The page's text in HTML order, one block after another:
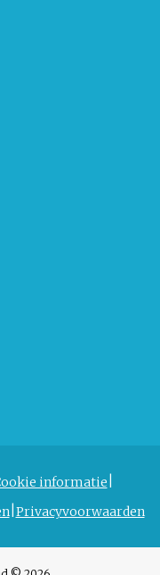
informatie
Privacyvoorwaarden